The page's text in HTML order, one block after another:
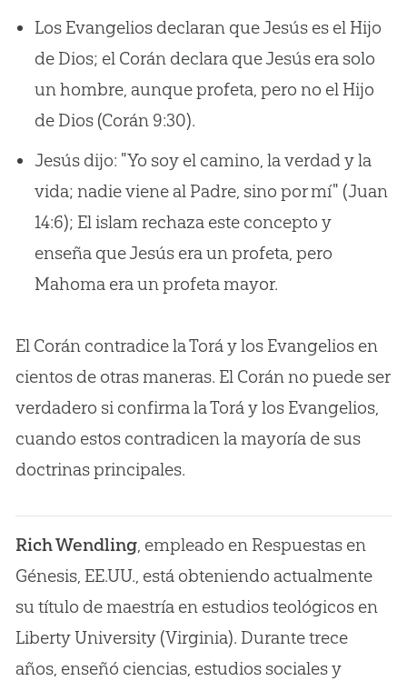
Los Evangelios declaran que Jesús es el Hijo
de Dios; el Corán declara que Jesús era solo
un hombre, aunque profeta, pero no el Hijo
de Dios (Corán 9:30).
Jesús dijo: "Yo soy el camino, la verdad y la
vida; nadie viene al Padre, sino por mí" (Juan
14:6); El islam rechaza este concepto y
enseña que Jesús era un profeta, pero
Mahoma era un profeta mayor.
El Corán contradice la Torá y los Evangelios en
cientos de otras maneras. El Corán no puede ser
verdadero si confirma la Torá y los Evangelios,
cuando estos contradicen la mayoría de sus
doctrinas principales.
Rich Wendling, empleado en Respuestas en
Génesis, EE.UU., está obteniendo actualmente
su título de maestría en estudios teológicos en
Liberty University (Virginia). Durante trece
años, enseñó ciencias, estudios sociales y